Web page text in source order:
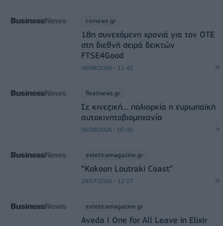
csrnews.gr
18η συνεχόμενη χρονιά για τον ΟΤΕ
στη διεθνή σειρά δεικτών
FTSE4Good
06/08/2026 - 11:42
fleetnews.gr
Σε κινεζική… πολιορκία η ευρωπαϊκή
αυτοκινητοβιομηχανία
06/08/2026 - 05:00
esteticamagazine.gr
“Kokoon Loutraki Coast”
28/07/2026 - 12:07
esteticamagazine.gr
Aveda I One for All Leave in Elixir